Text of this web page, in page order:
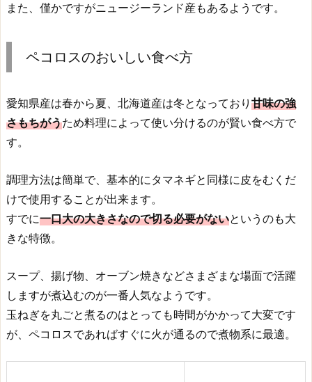
また、僅かですがニュージーランド産もあるようです。
ペコロスのおいしい食べ方
愛知県産は春から夏、北海道産は冬となっており 甘味の強
さもちがうため料理によって使い分けるのが賢い食べ方で
す。
調理方法は簡単で、基本的にタマネギと同様に皮をむくだ
けで使用することが出来ます。
すでに一口大の大きさなので切る必要がないというのも大
きな特徴。
スープ、揚げ物、オーブン焼きなどさまざまな場面で活躍
しますが煮込むのが一番人気なようです。
玉ねぎを丸ごと煮るのはとっても時間がかかって大変です
が、ペコロスであればすぐに火が通るので煮物系に最適。